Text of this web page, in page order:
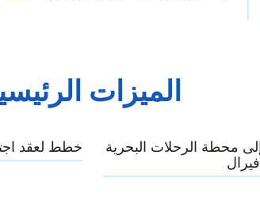
الميزات
محطة الرحلات البحرية
خطط لعقد